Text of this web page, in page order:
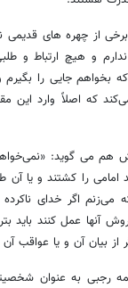
از چهره های
و هیچ ارتباط و
که بخواهم جایی را
که اصلاً وارد
هم می گوید:
امامی را کشتند و یا
می‌زنم اگر خدای
آنها عمل کنند
بیان آن و یا عواقب
با فاطمه رجبی به